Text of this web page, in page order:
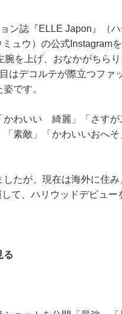
ン誌『ELLE Japon』（
ュウ）の公式Instagram
を上げ、おなかがちら
はデコルテが際立つファ
です。
かわいい 綺麗」「さすが
素敵」「かわいいおへ
たが、現在は海外に住
て、ハリウッドデビュー
る